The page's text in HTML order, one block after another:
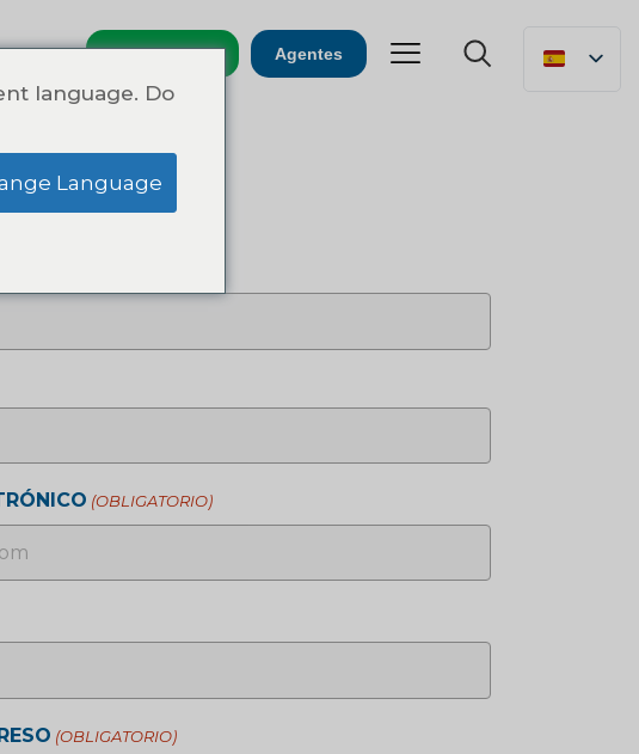
Emergencias Agentes
(OBLIGATORIO)
(OBLIGATORIO)
language. Do
Language